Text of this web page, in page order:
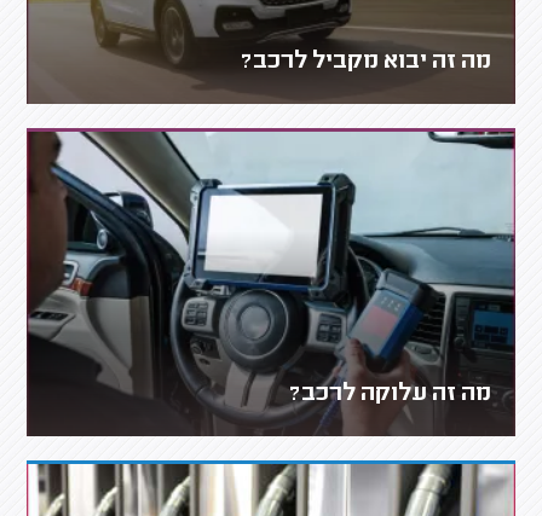
מה זה יבוא מקביל לרכב?
מה זה עלוקה לרכב?